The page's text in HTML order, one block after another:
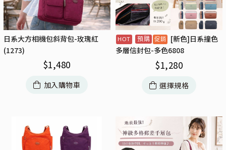
日系大方相機包斜背包-玫瑰紅
(1273)
$1,480
加入購物車
預購
[新色]日系撞色
多層信封包-多色6808
$1,280
選擇規格